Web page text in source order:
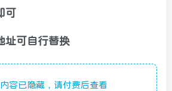
可
址可自行替换
容已隐藏，请付费后查看